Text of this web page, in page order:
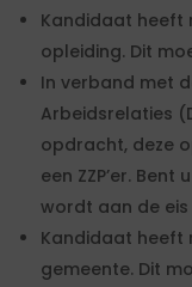
Kandidaat heeft
opleiding. Dit
In verband met
Arbeidsrelaties
opdracht, deze
een ZZP’er.
wordt aan de
Kandidaat heeft
gemeente. Dit